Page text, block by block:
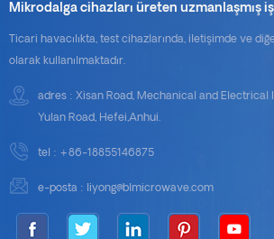
Mikrodalga cihazları üreten uzmanlaşmış
Ticari havacılıkta, test cihazlarında, iletişimde ve
olarak kullanılmaktadır.
adres : Xisan Road, Mechanical and Electrical
Yulan Road, Hefei,Anhui.
tel : +86-18855146875
e-posta : liyong@blmicrowave.com